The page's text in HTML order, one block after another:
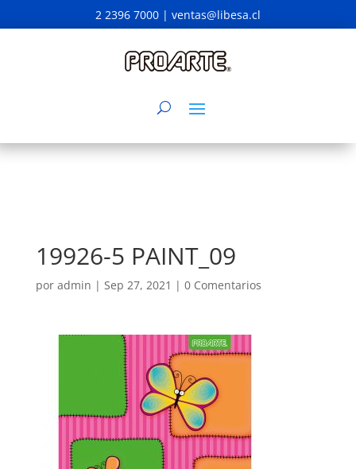
2 2396 7000 | ventas@libesa.cl
19926-5 PAINT_09
por admin | Sep 27, 2021 | 0 Comentarios